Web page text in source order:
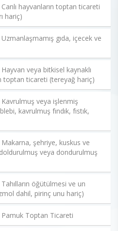
Canlı hayvanların toptan ticareti
hariç)
Uzmanlaşmamış gıda, içecek ve
Hayvan veya bitkisel kaynaklı
toptan ticareti (tereyağ hariç)
Kavrulmuş veya işlenmiş
kavrulmuş fındık, fıstık,
Makarna, şehriye, kuskus ve
veya dondurulmuş
Tahılların öğütülmesi ve un
dahil, pirinç unu hariç)
Pamuk Toptan Ticareti